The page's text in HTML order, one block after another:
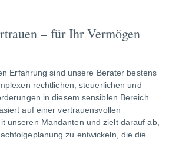
– für Ihr Vermögen
Erfahrung sind unsere Berater bestens
rechtlichen, steuerlichen und
in diesem sensiblen Bereich.
auf einer vertrauensvollen
unseren Mandanten und zielt darauf ab,
zu entwickeln, die die